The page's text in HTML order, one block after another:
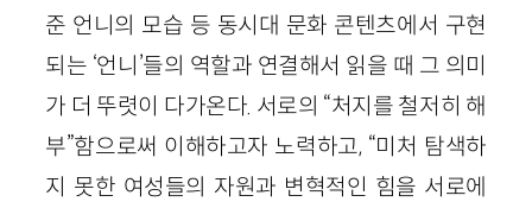
준 언니의 모습 등 동시대 문화 콘텐츠에서 구현
되는 ‘언니’들의 역할과 연결해서 읽을 때 그 의미
가 더 뚜렷이 다가온다. 서로의 “처지를 철저히 해
부”함으로써 이해하고자 노력하고, “미처 탐색하
지 못한 여성들의 자원과 변혁적인 힘을 서로에